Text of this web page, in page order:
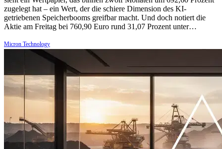
zugelegt hat – ein Wert, der die schiere Dimension des KI-
getriebenen Speicherbooms greifbar macht. Und doch notiert die
Aktie am Freitag bei 760,90 Euro rund 31,07 Prozent unter…
Micron Technology